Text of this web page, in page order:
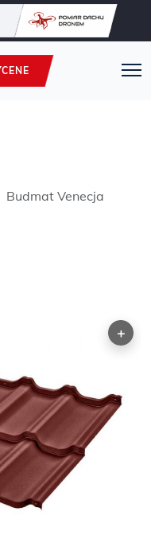
Budmat Venecja
+